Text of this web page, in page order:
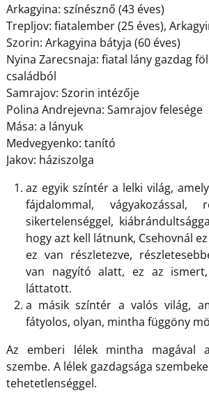
Arkagyina: színésznő (43 éves)
Trepljov: fiatalember (25 éves),
Szorin: Arkagyina bátyja (60 éves)
Nyina Zarecsnaja: fiatal lány gazdag
családból
Samrajov: Szorin intézője
Polina Andrejevna: Samrajov felesége
Mása: a lányuk
Medvegyenko: tanító
Jakov: háziszolga
az egyik színtér a lelki világ,
fájdalommal, vágyakozással,
sikertelenséggel,
hogy azt kell látnunk, Csehovnál
ez van részletezve,
van nagyító alatt, ez az
láttatott.
a másik színtér a valós világ,
fátyolos, olyan, mintha függöny
Az emberi lélek mintha magával
szembe. A lélek gazdagsága
tehetetlenséggel.